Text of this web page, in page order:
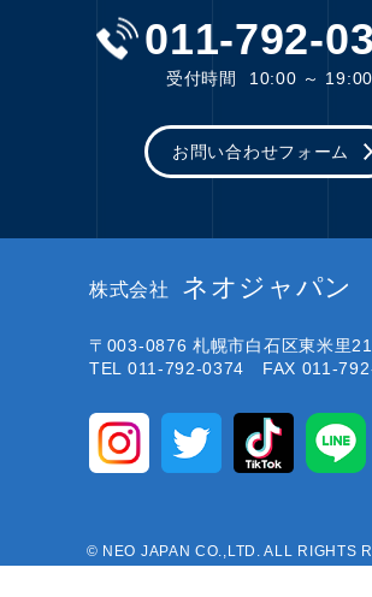
011-792-
受付時間 10:00 ～ 19:00
お問い合わせフォーム
株式会社 ネオジャパン
〒003-0876 札幌市白石区東米里
TEL 011-792-0374 FAX 011-
© NEO JAPAN CO.,LTD. ALL RIGHTS